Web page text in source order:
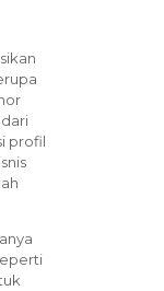
profil